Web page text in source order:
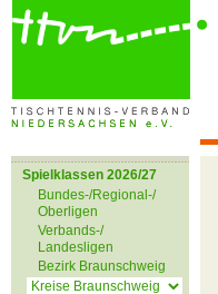
Spielklassen 2026/27
Bundes-/Regional-/
Oberligen
Verbands-/
Landesligen
Bezirk Braunschweig